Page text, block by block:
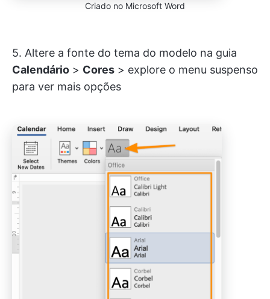
Criado no Microsoft Word
5. Altere a fonte do tema do modelo na guia
Calendário > Cores > explore o menu suspenso
para ver mais opções